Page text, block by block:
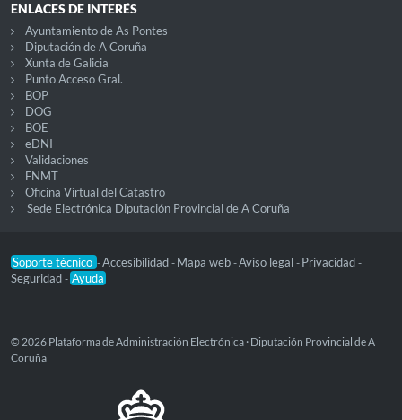
ENLACES DE INTERÉS
Ayuntamiento de As Pontes
Diputación de A Coruña
Xunta de Galicia
Punto Acceso Gral.
BOP
DOG
BOE
eDNI
Validaciones
FNMT
Oficina Virtual del Catastro
Sede Electrónica Diputación Provincial de A Coruña
Soporte técnico -Accesibilidad - Mapa web -Aviso legal - Privacidad -
Seguridad - Ayuda
© 2026 Plataforma de Administración Electrónica · Diputación Provincial de A
Coruña